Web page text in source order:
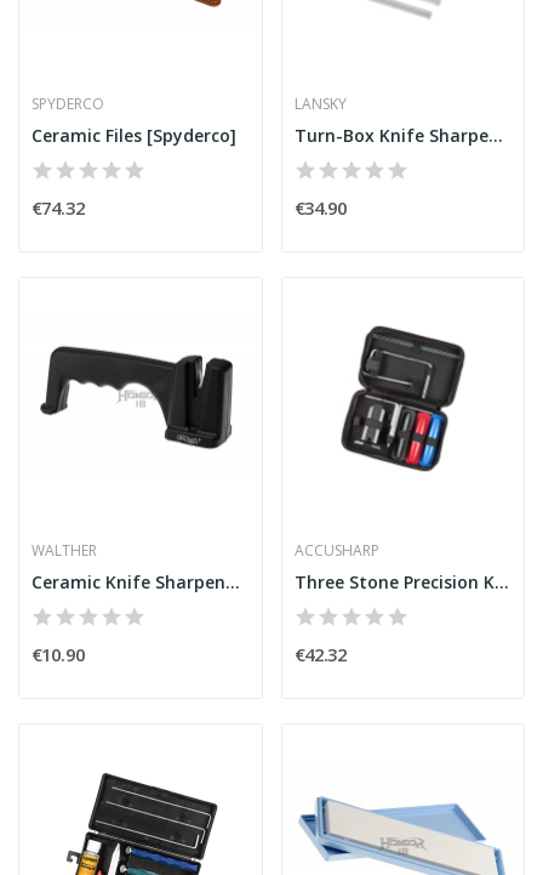
SPYDERCO
Ceramic Files [Spyderco]
€74.32
LANSKY
Turn-Box Knife Sharpener [Lansky]
€34.90
WALTHER
Ceramic Knife Sharpener [Walther]
€10.90
ACCUSHARP
Three Stone Precision Kit [AccuSharp]
€42.32